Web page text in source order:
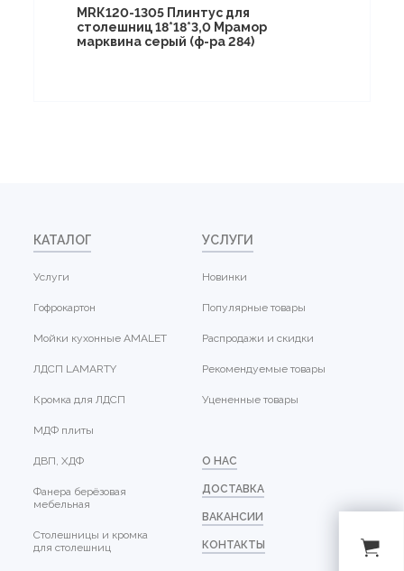
МRК120-1305 Плинтус для
столешниц 18*18*3,0 Мрамор
марквина серый (ф-ра 284)
КАТАЛОГ
Услуги
Гофрокартон
Мойки кухонные AMALET
ЛДСП LAMARTY
Кромка для ЛДСП
МДФ плиты
ДВП, ХДФ
Фанера берёзовая
мебельная
Столешницы и кромка
для столешниц
УСЛУГИ
Новинки
Популярные товары
Распродажи и скидки
Рекомендуемые товары
Уцененные товары
О НАС
ДОСТАВКА
ВАКАНСИИ
КОНТАКТЫ